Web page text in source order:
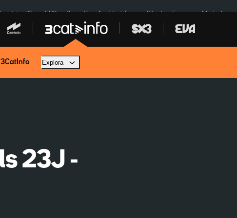
Kíiv ERC SpaceX Accident Tona Sánchez Europa Marlaska
3CatInfo Explora
23J -